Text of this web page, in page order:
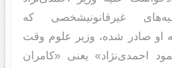
غیرقانونیشخصی که
او صادر شده، وزیر علوم وقت
احمدی‌نژاد» یعنی «کامران